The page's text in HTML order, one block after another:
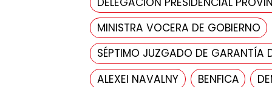
MINISTRA VOCERA DE GOBIERNO
SÉPTIMO JUZGADO DE GARANTÍA
ALEXEI NAVALNY
BENFICA